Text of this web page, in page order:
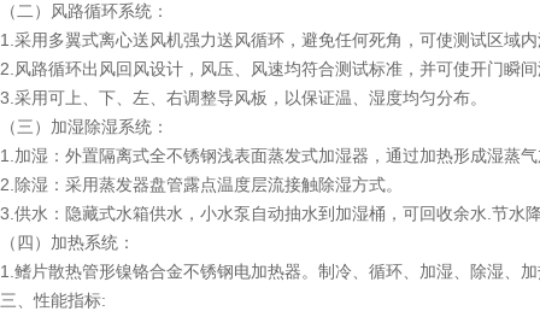
（二）风路循环系统：
1.采用多翼式离心送风机强力送风循环，避免任何死角，可使测试区域
2.风路循环出风回风设计，风压、风速均符合测试标准，并可使开门瞬
3.采用可上、下、左、右调整导风板，以保证温、湿度均匀分布。
（三）加湿除湿系统：
1.加湿：外置隔离式全不锈钢浅表面蒸发式加湿器，通过加热形成湿蒸
2.除湿：采用蒸发器盘管露点温度层流接触除湿方式。
3.供水：隐藏式水箱供水，小水泵自动抽水到加湿桶，可回收余水.节水
（四）加热系统：
1.鳍片散热管形镍铬合金不锈钢电加热器。制冷、循环、加湿、除湿、
三、性能指标: